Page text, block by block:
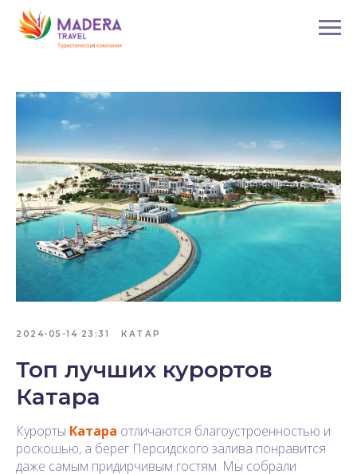
2024-05-14 23:31 КАТАР
Топ лучших курортов
Катара
Курорты Катара отличаются благоустроенностью и
роскошью, а берег Персидского залива понравится
даже самым придирчивым гостям. Мы собрали